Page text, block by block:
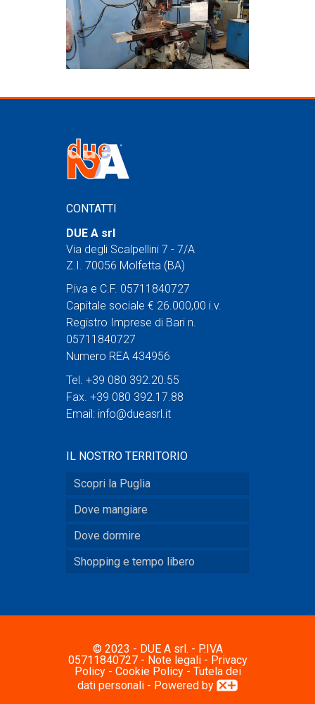
CONTATTI
DUE A srl
Via degli Scalpellini 7 - 7/A
Z.I. 70056 Molfetta (BA)
P.iva e C.F. 05711840727
Capitale sociale € 26.000,00 i.v.
Registro Imprese di Bari n.
05711840727
Numero REA 434956
Tel. +39 080 392.20.55
Fax. +39 080 392.17.88
Email: info@dueasrl.it
IL NOSTRO TERRITORIO
Scopri la Puglia
Dove mangiare
Dove dormire
Shopping e tempo libero
© 2023 - DUE A srl. - P.IVA
05711840727 - Note legali- Privacy
Policy- Cookie Policy- Tutela dei
dati personali - Powered by